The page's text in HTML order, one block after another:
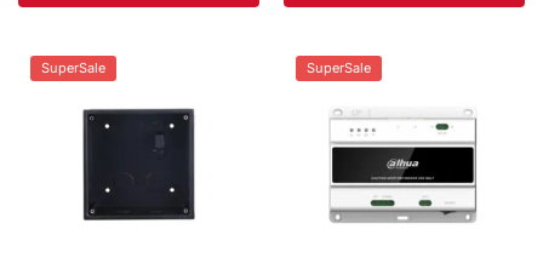
SuperSale SuperSale